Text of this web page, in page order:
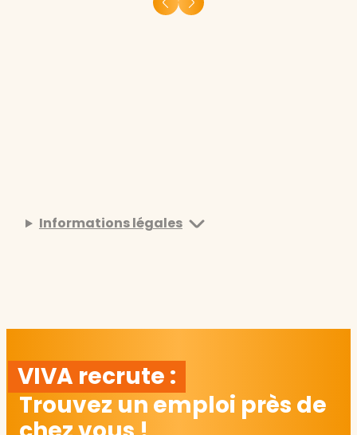
Informations légales
VIVA recrute :
Trouvez un emploi près de